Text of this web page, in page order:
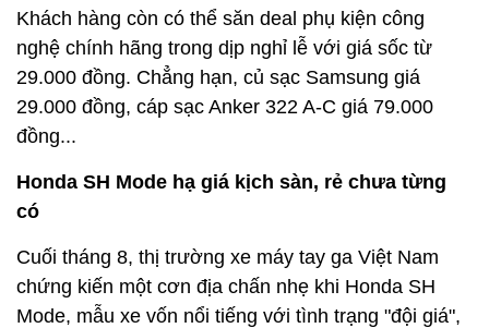
Khách hàng còn có thể săn deal phụ kiện công
nghệ chính hãng trong dịp nghỉ lễ với giá sốc từ
29.000 đồng. Chẳng hạn, củ sạc Samsung giá
29.000 đồng, cáp sạc Anker 322 A-C giá 79.000
đồng...
Honda SH Mode hạ giá kịch sàn, rẻ chưa từng
có
Cuối tháng 8, thị trường xe máy tay ga Việt Nam
chứng kiến một cơn địa chấn nhẹ khi Honda SH
Mode, mẫu xe vốn nổi tiếng với tình trạng "đội giá",